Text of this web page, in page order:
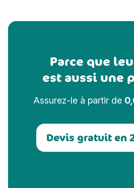
Parce que
est aussi une
Assurez-le à partir de
Devis gratuit en